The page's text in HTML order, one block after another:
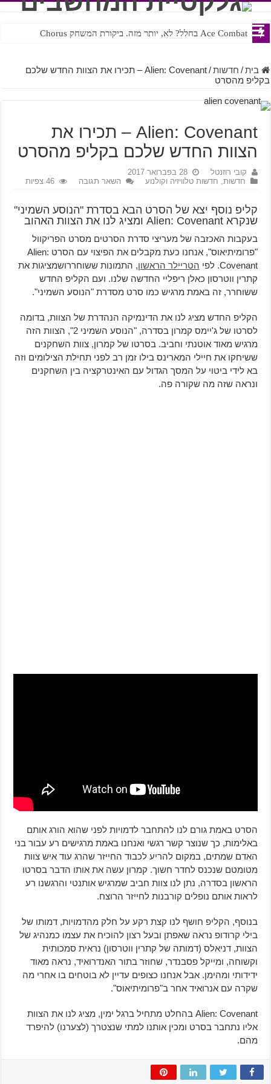
Ace Combat בחלל? לא, יותר מזה. ביקורת המשחק Chorus
Steven Universe והשירים שתורגמו בצורה נוראית לעברית
בית / חדשות /
Alien: Covenant – תכירו את הצוות החדש שלכם
בקליפ מהסרט
Alien: Covenant – תכירו את
הצוות החדש שלכם בקליפ מהסרט
קובי רוזנטל
28 בפברואר 2017
חדשות, חדשות טלוויזיה וקולנוע השאר תגובה 46 צפיות
קליפ נוסף יצא של הסרט הבא בסדרת "הנוסע השמיני"
שנקרא Alien: Covenant ומציג לנו את הצוות האהוב
בעקבות האכזבה של מעריצי סדרת הסרטים מסרט הפריקוול
"פרומיתיאוס", אנחנו כעת מקבלים את הפיצוי עם הסרט Alien:
Covenant. לפי
הטריילר הראשון, התמונות ששוחררושמציגות את
קתרין ווטרסון כאלן ריפליי החדשה שלנו. ועם הקליפ החדש
ששוחרר, זה באמת מרגיש כמו סרט מסדרת "הנוסע השמיני".
הקליפ החדש מציג לנו את הדינמיקה הנהדרת של הצוות, בדומה
לסרטו של ג'יימס קמרון בסדרה, "הנוסע השמיני 2", הצוות הזה
מרגיש מאוד אוטנתי וחביב. בסרטו של קמרון, צוות השחקנים
ששיחקו את חיילי המארינס בילו זמן רב לפני תחילת הצילומים וזה
בא לידי ביטוי על המסך הגדול עם האינטרקציה בין השחקנים
ונראה שזה מה שקורה פה.
הסרט באמת גורם לנו להתחבר לדמויות לפני שהוא הורג אותם
באלימות, כך שנוצר קשר רגשי ואנחנו באמת מרגישים רע עבור בני
האדם שמתים, במקום להריע לכבוד החייזר שהרג עוד איש צוות
מטומטם שנכנס לחדר חשוך. קמרון עשה את אותו הדבר בסרטו
הראשון בסדרה, נתן לנו צוות חביב שמרגיש אותנטי והרגשנו רע
לראות אותם נופלים קורבנות לחייזר הרוצח.
בנוסף, הקליפ חושף לנו קצת רקע על חלק מהדמויות, דמותו של
בילי קרודופ נראה שאפתן ובעל רצון להוכיח את עצמו כמנהיג של
הצוות, דניאלס (דמותה של קתרין ווטרסון) נראית סמכותית
וקשוחה, ומייקל פסבנדר, שחוזר בתור האנדרואיד, נראה מאוד
ידידותי ומהימן. אבל אנחנו כצופים עדיין לא בוטחים בו אחרי מה
שקרה עם אנרואיד אחר ב"פרומיתיאוס".
Alien: Covenant בהחלט מתחיל ברגל ימין, מציג לנו את הצוות
אליו נתחבר בסרט ומכין אותנו למתי שנצטרך (לצערנו) להיפרד
מהם.